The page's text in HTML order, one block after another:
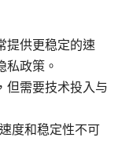
提供更稳定的速
私政策。
但需要技术投入与
度和稳定性不可